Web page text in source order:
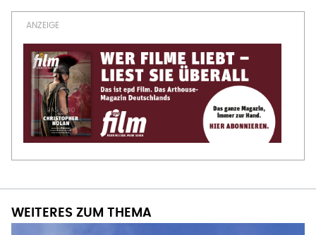
WEITERES ZUM THEMA